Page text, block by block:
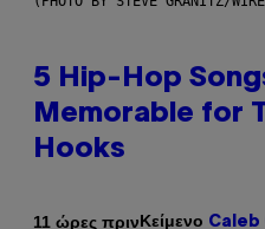
5 Hip-Hop
Memorable for
Hooks
11 ώρες πρινΚείμενο Caleb